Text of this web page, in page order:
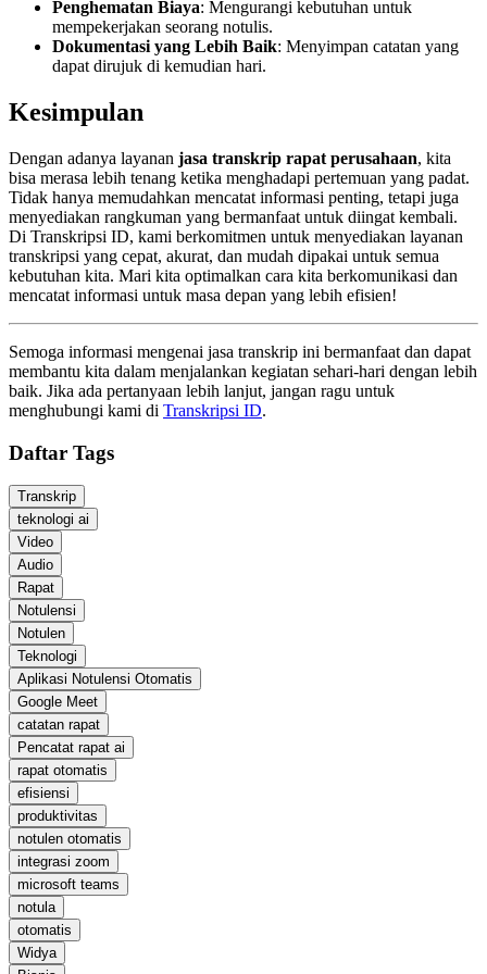
Penghematan Biaya: Mengurangi kebutuhan untuk
mempekerjakan seorang notulis.
Dokumentasi yang Lebih Baik: Menyimpan catatan yang
dapat dirujuk di kemudian hari.
Kesimpulan
Dengan adanya layanan jasa transkrip rapat perusahaan, kita
bisa merasa lebih tenang ketika menghadapi pertemuan yang padat.
Tidak hanya memudahkan mencatat informasi penting, tetapi juga
menyediakan rangkuman yang bermanfaat untuk diingat kembali.
Di Transkripsi ID, kami berkomitmen untuk menyediakan layanan
transkripsi yang cepat, akurat, dan mudah dipakai untuk semua
kebutuhan kita. Mari kita optimalkan cara kita berkomunikasi dan
mencatat informasi untuk masa depan yang lebih efisien!
Semoga informasi mengenai jasa transkrip ini bermanfaat dan dapat
membantu kita dalam menjalankan kegiatan sehari-hari dengan lebih
baik. Jika ada pertanyaan lebih lanjut, jangan ragu untuk
menghubungi kami di Transkripsi ID.
Daftar Tags
Transkrip
teknologi ai
Video
Audio
Rapat
Notulensi
Notulen
Teknologi
Aplikasi Notulensi Otomatis
Google Meet
catatan rapat
Pencatat rapat ai
rapat otomatis
efisiensi
produktivitas
notulen otomatis
integrasi zoom
microsoft teams
notula
otomatis
Widya